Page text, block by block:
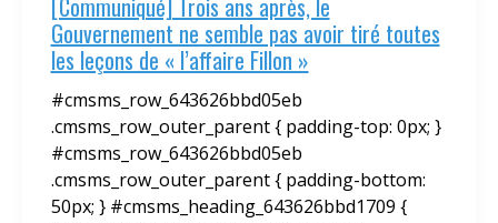
[Communiqué] Trois ans après, le
Gouvernement ne semble pas avoir tiré toutes
les leçons de « l’affaire Fillon »
#cmsms_row_643626bbd05eb
.cmsms_row_outer_parent { padding-top: 0px; }
#cmsms_row_643626bbd05eb
.cmsms_row_outer_parent { padding-bottom:
50px; } #cmsms_heading_643626bbd1709 {